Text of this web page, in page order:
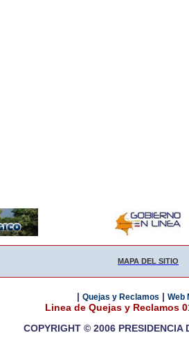
MAPA DEL SITIO
| Quejas y Reclamos | Web
Linea de Quejas y Reclamos
COPYRIGHT © 2006 PRESIDENCIA